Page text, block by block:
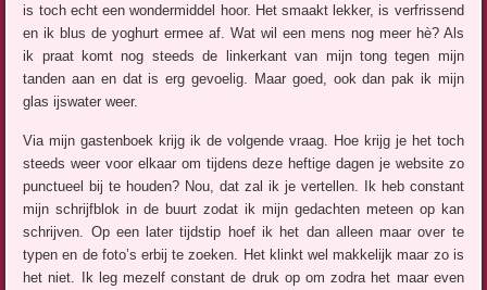
is toch echt een wondermiddel hoor. Het smaakt lekker, is verfrissend
en ik blus de yoghurt ermee af. Wat wil een mens nog meer hè? Als
ik praat komt nog steeds de linkerkant van mijn tong tegen mijn
tanden aan en dat is erg gevoelig. Maar goed, ook dan pak ik mijn
glas ijswater weer.
Via mijn gastenboek krijg ik de volgende vraag. Hoe krijg je het toch
steeds weer voor elkaar om tijdens deze heftige dagen je website zo
punctueel bij te houden? Nou, dat zal ik je vertellen. Ik heb constant
mijn schrijfblok in de buurt zodat ik mijn gedachten meteen op kan
schrijven. Op een later tijdstip hoef ik het dan alleen maar over te
typen en de foto’s erbij te zoeken. Het klinkt wel makkelijk maar zo is
het niet. Ik leg mezelf constant de druk op om zodra het maar even